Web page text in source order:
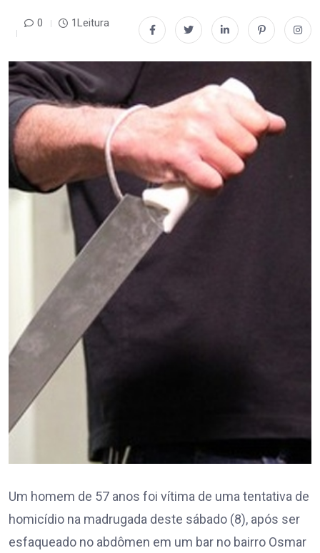
0 1Leitura
Um homem de 57 anos foi vítima de uma tentativa de
homicídio na madrugada deste sábado (8), após ser
esfaqueado no abdômen em um bar no bairro Osmar